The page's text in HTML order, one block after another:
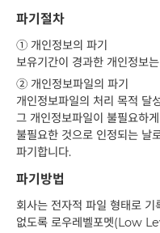
파기절차
① 개인정보의 파기
보유기간이 경과한 개인정보
② 개인정보파일의 파기
개인정보파일의 처리 목적 달
그 개인정보파일이 불필요하
불필요한 것으로 인정되는 날
파기합니다.
파기방법
회사는 전자적 파일 형태로 기
없도록 로우레벨포멧(Low